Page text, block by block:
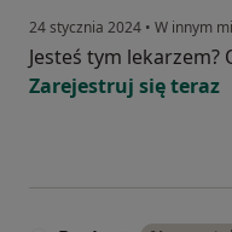
24 stycznia 2024 • W innym
Jesteś tym
Zarejestruj się teraz